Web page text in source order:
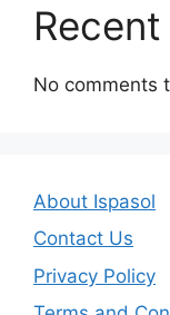
No comments
About Ispasol
Contact Us
Privacy Policy